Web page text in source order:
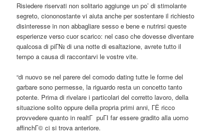
Risiedere riservati non solitario aggiunge un po’ di stimolante
segreto, ciononostante vi aiuta anche per sostentare il richiesto
disinteresse in non abbagliare sesso e bene e nutrirsi queste
esperienze verso cuor scarico: nel caso che dovesse diventare
qualcosa di piГ№ di una notte di esaltazione, avrete tutto il
tempo a causa di raccontarvi le vostre vite.
“di nuovo se nel parere del comodo dating tutte le forme del
garbare sono permesse, la riguardo resta un concetto tanto
potente. Prima di rivelare i particolari del corretto lavoro, della
situazione solito oppure della propria primi anni, ГЁ ricco
provvedere quanto in realtГ puГІ far essere gradito alla uomo
affinchГ© ci si trova anteriore.